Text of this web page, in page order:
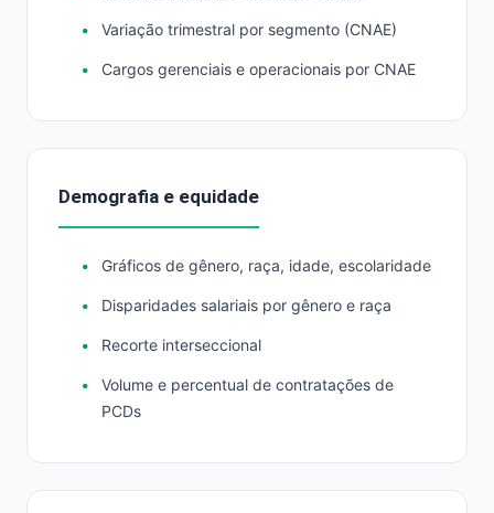
Variação trimestral por segmento (CNAE)
Cargos gerenciais e operacionais por CNAE
Demografia e equidade
Gráficos de gênero, raça, idade, escolaridade
Disparidades salariais por gênero e raça
Recorte interseccional
Volume e percentual de contratações de
PCDs